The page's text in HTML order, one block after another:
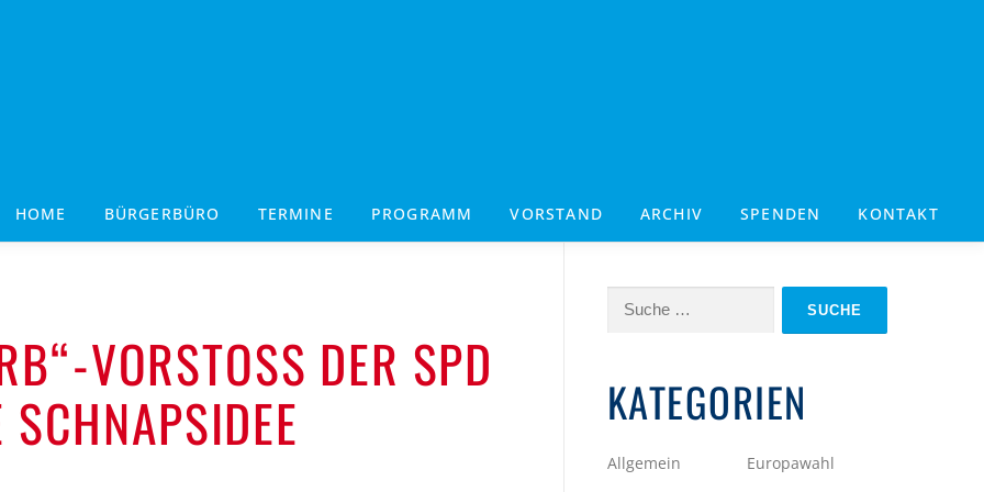
HOME BÜRGERBÜRO TERMINE PROGRAMM VORSTAND ARCHIV SPENDEN KONTAKT
VORSTOSS DER SPD I
Suche
KATEGORIEN
Allgemein
Europawahl